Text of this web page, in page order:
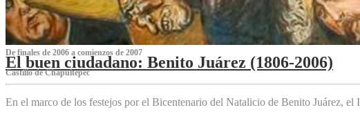
De finales de 2006 a comienzos de 2007
El buen ciudadano: Benito Juárez (1806-2006)
Castillo de Chapultepec
En el marco de los festejos por el Bicentenario del Natalicio de Benito Juárez,